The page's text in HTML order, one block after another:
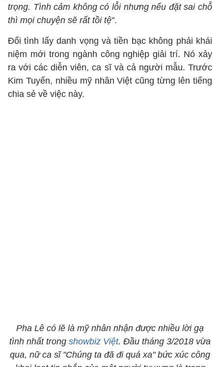
trọng. Tình cảm không có lỗi nhưng nếu đặt sai chỗ
thì mọi chuyện sẽ rất tồi tệ".
Đổi tình lấy danh vọng và tiền bạc không phải khái
niệm mới trong ngành công nghiệp giải trí. Nó xảy
ra với các diễn viên, ca sĩ và cả người mẫu. Trước
Kim Tuyến, nhiều mỹ nhân Việt cũng từng lên tiếng
chia sẻ về việc này.
Pha Lê có lẽ là mỹ nhân nhận được nhiều lời gạ
tình nhất trong showbiz Việt. Đầu tháng 3/2018 vừa
qua, nữ ca sĩ "Chúng ta đã đi quá xa" bức xúc công